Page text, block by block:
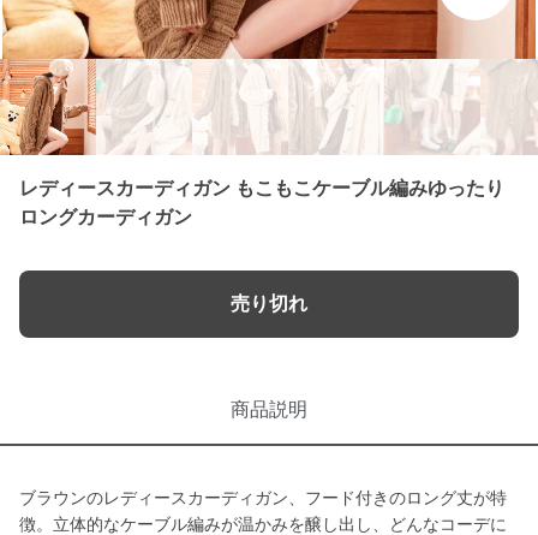
レディースカーディガン もこもこケーブル編みゆったり
ロングカーディガン
売り切れ
商品説明
ブラウンのレディースカーディガン、フード付きのロング丈が特
徴。立体的なケーブル編みが温かみを醸し出し、どんなコーデに